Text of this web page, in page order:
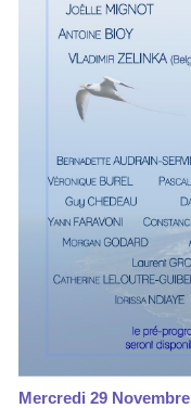
Mercredi 29 Novembre